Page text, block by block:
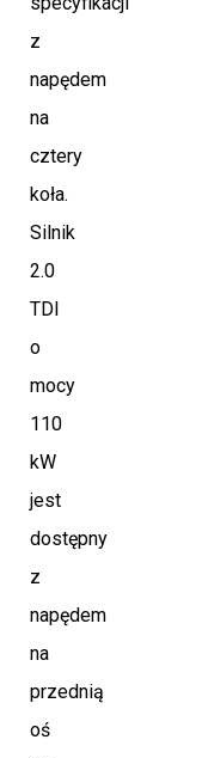
z
napędem
na
cztery
koła.
Silnik
2.0
TDI
o
mocy
110
kW
jest
dostępny
z
napędem
na
przednią
oś